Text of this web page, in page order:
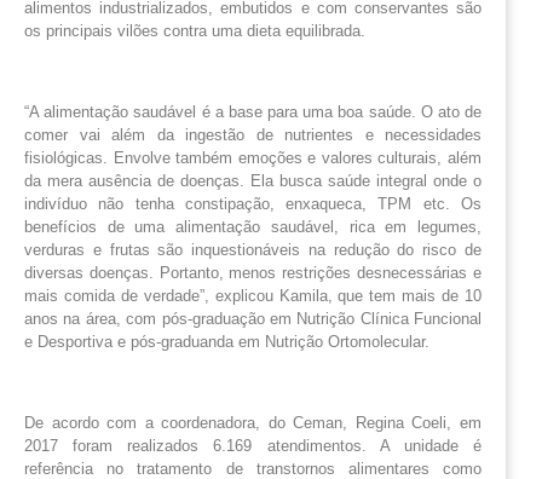
alimentos industrializados, embutidos e com conservantes são
os principais vilões contra uma dieta equilibrada.
“A alimentação saudável é a base para uma boa saúde. O ato de
comer vai além da ingestão de nutrientes e necessidades
fisiológicas. Envolve também emoções e valores culturais, além
da mera ausência de doenças. Ela busca saúde integral onde o
indivíduo não tenha constipação, enxaqueca, TPM etc. Os
benefícios de uma alimentação saudável, rica em legumes,
verduras e frutas são inquestionáveis na redução do risco de
diversas doenças. Portanto, menos restrições desnecessárias e
mais comida de verdade”, explicou Kamila, que tem mais de 10
anos na área, com pós-graduação em Nutrição Clínica Funcional
e Desportiva e pós-graduanda em Nutrição Ortomolecular.
De acordo com a coordenadora, do Ceman, Regina Coeli, em
2017 foram realizados 6.169 atendimentos. A unidade é
referência no tratamento de transtornos alimentares como